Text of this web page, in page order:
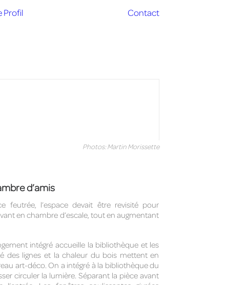
Profil Contact
Photos: Martin Morissette
d’amis
feutrée, l’espace devait être revisité pour
en chambre d’escale, tout en augmentant
intégré accueille la bibliothèque et les
des lignes et la chaleur du bois mettent en
art-déco. On a intégré à la bibliothèque du
circuler la lumière. Séparant la pièce avant